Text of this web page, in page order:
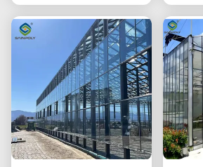
ano